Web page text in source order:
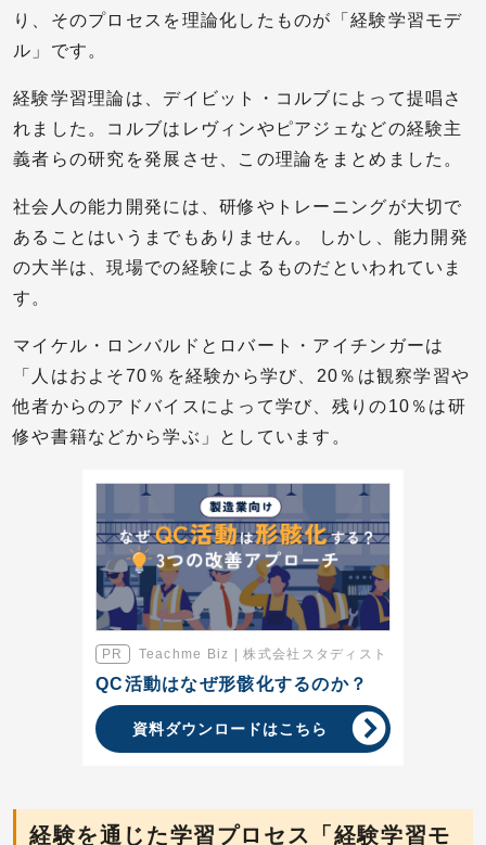
り、そのプロセスを理論化したものが「経験学習モデ
ル」です。
経験学習理論は、デイビット・コルブによって提唱さ
れました。コルブはレヴィンやピアジェなどの経験主
義者らの研究を発展させ、この理論をまとめました。
社会人の能力開発には、研修やトレーニングが大切で
あることはいうまでもありません。 しかし、能力開発
の大半は、現場での経験によるものだといわれていま
す。
マイケル・ロンバルドとロバート・アイチンガーは
「人はおよそ70％を経験から学び、20％は観察学習や
他者からのアドバイスによって学び、残りの10％は研
修や書籍などから学ぶ」としています。
Teachme Biz | 株式会社スタディスト
QC活動はなぜ形骸化するのか？
資料ダウンロードはこちら
経験を通じた学習プロセス「経験学習モ